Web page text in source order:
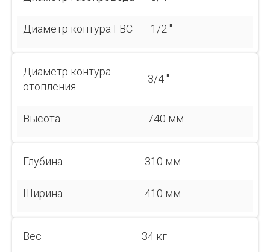
Диаметр контура ГВС 1/2 "
Диаметр контура
отопления
3/4 "
Высота 740 мм
Глубина 310 мм
Ширина 410 мм
Вес 34 кг